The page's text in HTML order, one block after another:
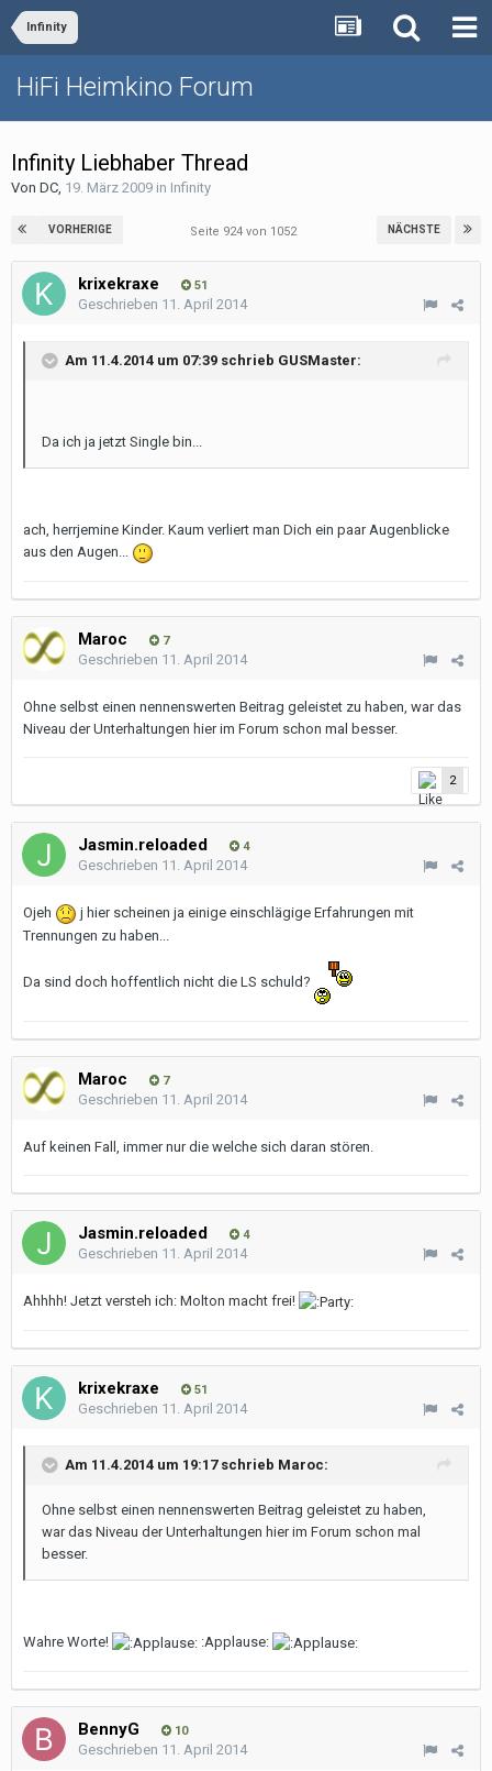
Infinity
HiFi Heimkino Forum
Infinity Liebhaber Thread
Von DC, 19. März 2009 in Infinity
VORHERIGE NÄCHSTE
Seite 924 von 1052
krixekraxe 51
Geschrieben 11. April 2014
Am 11.4.2014 um 07:39 schrieb GUSMaster:
Da ich ja jetzt Single bin...
ach, herrjemine Kinder. Kaum verliert man Dich ein paar Augenblicke
aus den Augen...
Maroc 7
Geschrieben 11. April 2014
Ohne selbst einen nennenswerten Beitrag geleistet zu haben, war das
Niveau der Unterhaltungen hier im Forum schon mal besser.
2
Jasmin.reloaded 4
Geschrieben 11. April 2014
Ojeh
j hier scheinen ja einige einschlägige Erfahrungen mit
Trennungen zu haben...
Da sind doch hoffentlich nicht die LS schuld?
Maroc 7
Geschrieben 11. April 2014
Auf keinen Fall, immer nur die welche sich daran stören.
Jasmin.reloaded 4
Geschrieben 11. April 2014
Ahhhh! Jetzt versteh ich: Molton macht frei!
krixekraxe 51
Geschrieben 11. April 2014
Am 11.4.2014 um 19:17 schrieb Maroc:
Ohne selbst einen nennenswerten Beitrag geleistet zu haben,
war das Niveau der Unterhaltungen hier im Forum schon mal
besser.
Wahre Worte! :Applause:
BennyG 10
Geschrieben 11. April 2014